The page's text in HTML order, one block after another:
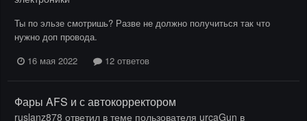
Ты по эльзе смотришь? Разве не должно получиться так что
нужно доп провода.
16 мая 2022
12 ответов
Фары AFS и с автокорректором
ruslanz878 ответил в теме пользователя urcaGun в